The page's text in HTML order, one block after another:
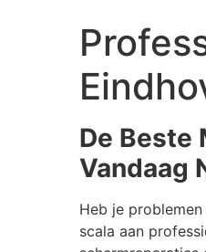
De Beste
Vandaag
Heb je
scala aan